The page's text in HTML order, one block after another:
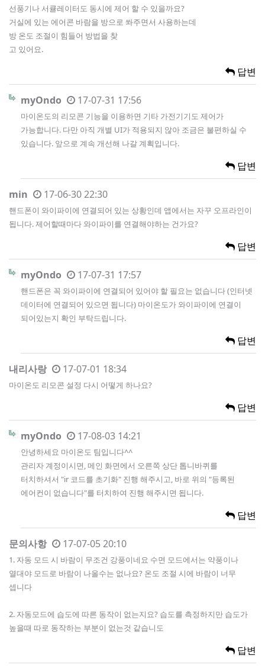
선풍기나 서큘레이터도 동시에 제어 할 수 있을까요?
거실에 있는 에어콘 바람을 방으로 쏴주면서 사용하는데
방 온도 조절이 힘들어 방법을 찾
고 있어요.
답변
myOndo 17-07-31 17:56
마이온도의 리모콘 기능을 이용하면 기타 가전기기도 제어가
가능합니다. 다만 아직 개별 UI가 적용되지 않아 조금은 불편하실 수
있습니다. 앞으로 계속 개선해 나갈 계획입니다.
답변
min 17-06-30 22:30
핸드폰이 와이파이에 연결되어 있는 상황인데 앱에서는 자꾸 오프라인이
됩니다. 제어할때마다 와이파이를 연결해야하는 건가요?
답변
myOndo 17-07-31 17:57
핸드폰은 꼭 와이파이에 연결되어 있어야 할 필요는 없습니다 (인터넷
데이터에 연결되어 있으면 됩니다) 마이온도가 와이파이에 연결이
되어있는지 확인 부탁드립니다.
답변
내리사랑 17-07-01 18:34
마이온도 리모콘 설정 다시 어떻게 하나요?
답변
myOndo 17-08-03 14:21
안녕하세요 마이온도 팀입니다^^
관리자 계정이시면, 메인 화면에서 오른쪽 상단 톱니바퀴를
터치하셔서 "ir 코드를 초기화" 진행 해주시고, 바로 위의 "등록된
에어컨이 없습니다"를 터치하여 진행 해주시면 됩니다.
답변
문의사항 17-07-05 20:10
1. 자동 모드 시 바람이 무조건 강풍이네요 수면 모드에서는 약풍이나
열대야 모드로 바람이 나올수는 없나요? 온도 조절 시에 바람이 너무
셉니다
2. 자동모드에 습도에 따른 동작이 없는지요? 습도를 측정하지만 습도가
높을때 따로 동작하는 부분이 없는것 같습니도
답변